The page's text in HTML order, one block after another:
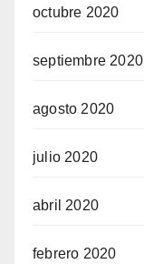
octubre 2020
septiembre 2020
agosto 2020
julio 2020
abril 2020
febrero 2020